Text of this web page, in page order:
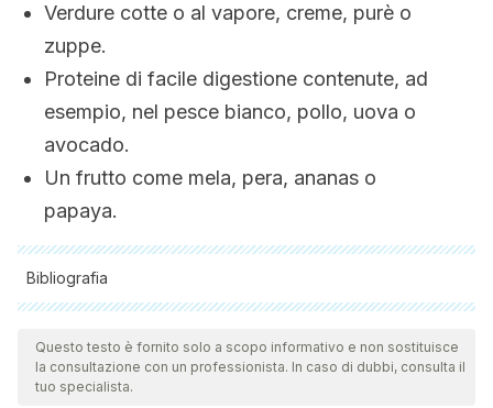
Verdure cotte o al vapore, creme, purè o
zuppe.
Proteine di facile digestione contenute, ad
esempio, nel pesce bianco, pollo, uova o
avocado.
Un frutto come mela, pera, ananas o
papaya.
Bibliografia
Tutte le fonti citate sono state esaminate a fondo dal nostro
team per garantirne la qualità, l'affidabilità, l'attualità e la
validità. La bibliografia di questo articolo è stata considerata
Questo testo è fornito solo a scopo informativo e non sostituisce
la consultazione con un professionista. In caso di dubbi, consulta il
tuo specialista.